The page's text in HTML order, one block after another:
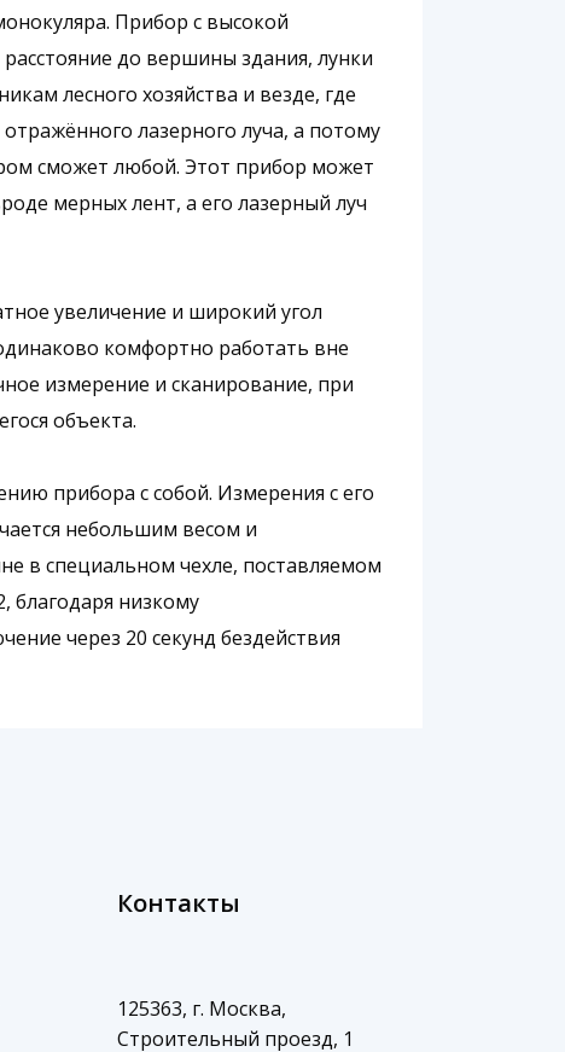
Прибор с высокой
до вершины здания, лунки
лесного хозяйства и везде, где
лазерного луча, а потому
сможет любой. Этот прибор может
мерных лент, а его лазерный луч
увеличение и широкий угол
комфортно работать вне
измерение и сканирование, при
объекта.
прибора с собой. Измерения с его
небольшим весом и
в специальном чехле, поставляемом
благодаря низкому
через 20 секунд бездействия
Контакты
125363, г. Москва,
Строительный проезд, 1